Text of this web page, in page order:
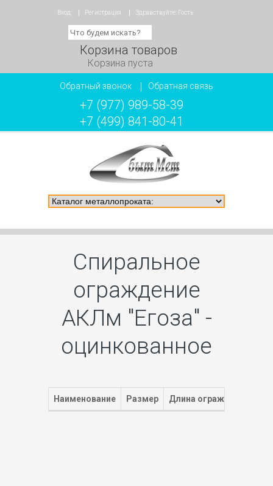
Вход Регистрация Здравствуйте: Гость
Корзина товаров
Корзина пуста
Обратный звонок Обратная связь
+7 (977) 989-58-39
+7 (499) 841-80-41
Спиральное
ограждение
АКЛм "Егоза" -
оцинкованное
Наименование Размер Длина ограждаемой